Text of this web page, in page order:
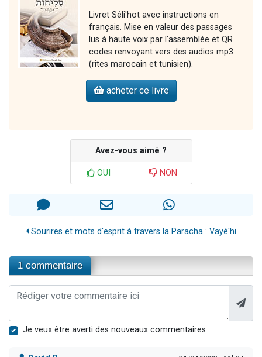
Livret Séli'hot avec instructions en
français. Mise en valeur des passages
lus à haute voix par l'assemblée et QR
codes renvoyant vers des audios mp3
(rites marocain et tunisien).
acheter ce livre
Avez-vous aimé ?
OUI NON
Sourires et mots d'esprit à travers la Paracha : Vayé'hi
1 commentaire
Je veux être averti des nouveaux commentaires